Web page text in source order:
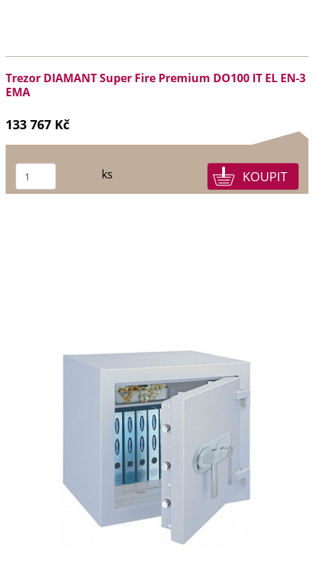
Trezor DIAMANT Super Fire Premium DO100 IT EL EN-3
EMA
133 767 Kč
ks